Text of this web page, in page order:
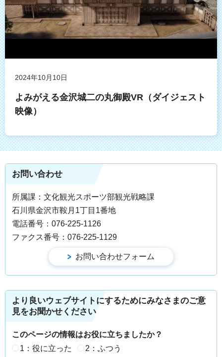
2024年10月10日
よみがえる金沢城二の丸御殿VR（ダイジェスト
映像）
お問い合わせ
所属課：文化観光スポーツ部観光戦略課
石川県金沢市鞍月1丁目1番地
電話番号：076-225-1126
ファクス番号：076-225-1129
より良いウェブサイトにするためにみなさまのご意
見をお聞かせください
このページの情報はお役に立ちましたか？
1：役に立った
2：ふつう